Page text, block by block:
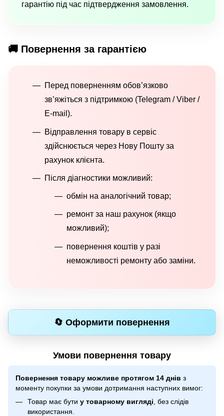
гарантію під час підтвердження замовлення.
🚚 Повернення за гарантією
Перед поверненням обов’язково
зв’яжіться з підтримкою (Telegram / Viber /
E-mail).
Відправлення товару в сервіс
здійснюється через Нову Пошту за
рахунок клієнта.
Після діагностики можливий:
обмін на аналогічний товар;
ремонт за наш рахунок (якщо
можливий);
повернення коштів у разі
неможливості ремонту або заміни.
🔄 Оформити повернення
Умови повернення товару
Повернення товару можливе протягом 14 днів з
моменту покупки за умови дотримання наступних вимог:
Товар має бути у товарному вигляді , без слідів
використання.